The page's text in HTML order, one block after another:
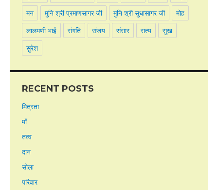
मन मुनि श्री प्रमाणसागर जी मुनि श्री सुधासागर जी मोह
लालमणी भाई संगति संजय संसार सत्य सुख
सुरेश
RECENT POSTS
मित्रता
माँ
तत्व
दान
सोला
परिवार